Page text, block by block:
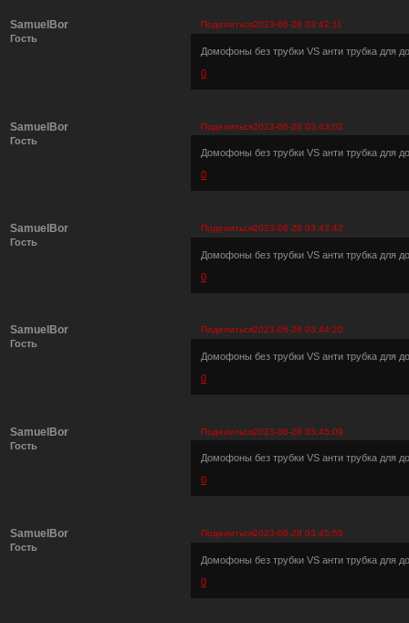
Поделиться2023-06-28 03:42:11
SamuelBor
Гость
Домофоны без трубки VS анти трубка для
0
Поделиться2023-06-28 03:43:02
SamuelBor
Гость
Домофоны без трубки VS анти трубка для
0
Поделиться2023-06-28 03:43:42
SamuelBor
Гость
Домофоны без трубки VS анти трубка для
0
Поделиться2023-06-28 03:44:20
SamuelBor
Гость
Домофоны без трубки VS анти трубка для
0
Поделиться2023-06-28 03:45:09
SamuelBor
Гость
Домофоны без трубки VS анти трубка для
0
Поделиться2023-06-28 03:45:55
SamuelBor
Гость
Домофоны без трубки VS анти трубка для
0